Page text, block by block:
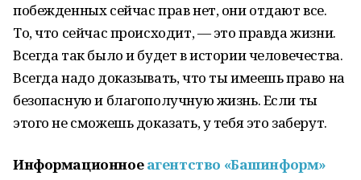
побежденных сейчас прав нет, они отдают все.
То, что сейчас происходит, — это правда жизни.
Всегда так было и будет в истории человечества.
Всегда надо доказывать, что ты имеешь право на
безопасную и благополучную жизнь. Если ты
этого не сможешь доказать, у тебя это заберут.
Информационноеагентство «Башинформ»